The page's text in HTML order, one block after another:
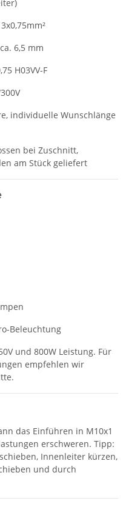
6,5 mm
H03VV-F
individuelle Wunschlänge
bei Zuschnitt,
am Stück geliefert
Beleuchtung
und 800W Leistung. Für
empfehlen wir
das Einführen in M10x1
erschweren. Tipp:
Innenleiter kürzen,
und durch